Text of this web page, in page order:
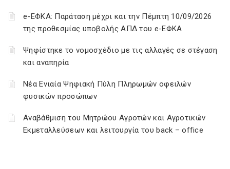
e-ΕΦΚΑ: Παράταση μέχρι και την Πέμπτη 10/09/2026
της προθεσμίας υποβολής ΑΠΔ του e-ΕΦΚΑ
Ψηφίστηκε το νομοσχέδιο με τις αλλαγές σε στέγαση
και αναπηρία
Νέα Ενιαία Ψηφιακή Πύλη Πληρωμών οφειλών
φυσικών προσώπων
Αναβάθμιση του Μητρώου Αγροτών και Αγροτικών
Εκμεταλλεύσεων και λειτουργία του back – office